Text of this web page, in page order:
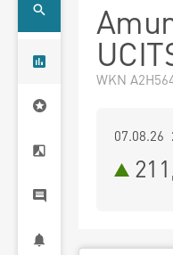
WKN
07.08.26